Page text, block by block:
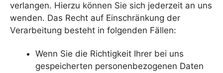
verlangen. Hierzu können Sie sich jederzeit an uns
wenden. Das Recht auf Einschränkung der
Verarbeitung besteht in folgenden Fällen:
Wenn Sie die Richtigkeit Ihrer bei uns
gespeicherten personenbezogenen Daten